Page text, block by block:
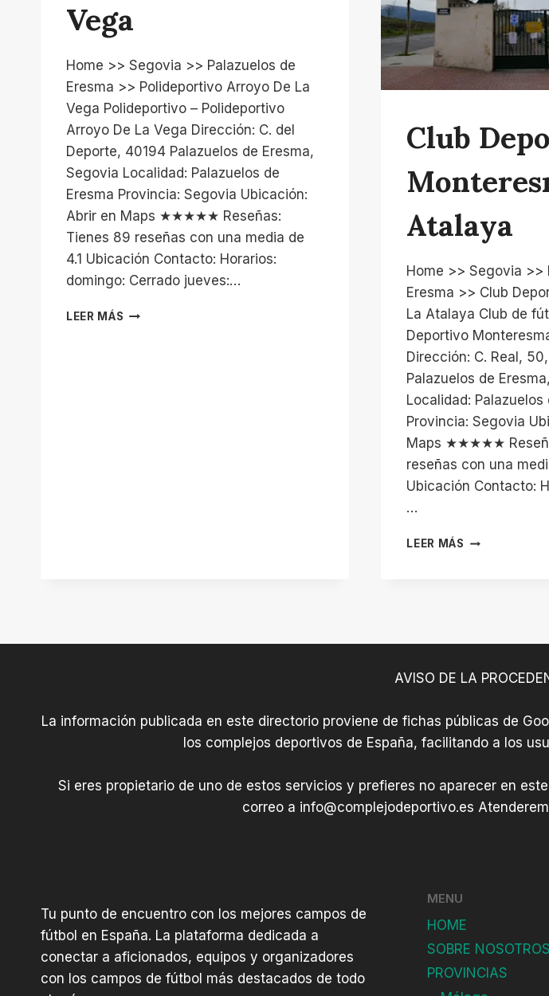
Vega
Home >> Segovia >> Palazuelos de
Eresma >> Polideportivo Arroyo De La
Vega Polideportivo – Polideportivo
Arroyo De La Vega Dirección: C. del
Deporte, 40194 Palazuelos de Eresma,
Segovia Localidad: Palazuelos de
Eresma Provincia: Segovia Ubicación:
Abrir en Maps ★★★★★ Reseñas:
Tienes 89 reseñas con una media de
4.1 Ubicación Contacto: Horarios:
domingo: Cerrado jueves:…
LEER MÁS POLIDEPORTIVO
Club
Atalaya
Home >> Segovia >>
Eresma >> Club
La Atalaya Club de
Deportivo
Dirección: C. Real,
Palazuelos de
Localidad: Palazuelos
Provincia: Segovia
Maps ★★★★★
reseñas con una
Ubicación Contacto:
…
LEER MÁS CLUB
AVISO DE LA
La información publicada en este directorio proviene de fichas públicas de
los complejos deportivos de España, facilitando a los
Si eres propietario de uno de estos servicios y prefieres no aparecer en
correo a info@complejodeportivo.es
Tu punto de encuentro con los mejores campos de
fútbol en España. La plataforma dedicada a
conectar a aficionados, equipos y organizadores
con los campos de fútbol más destacados de todo
MENU
HOME
SOBRE NOSOTROS
PROVINCIAS